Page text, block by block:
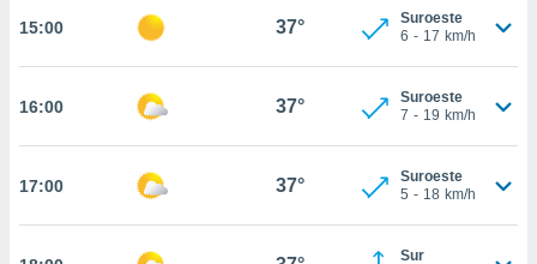
nos
y análisis
como
y
en
15:00 37°
Suroeste
6 - 17 km/h
16:00 37°
Suroeste
7 - 19 km/h
17:00 37°
Suroeste
5 - 18 km/h
Sur